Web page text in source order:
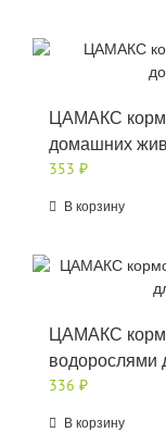
ЦАМАКС
домашних
353 ₽
В корзину
ЦАМАКС
водорослями
336 ₽
В корзину